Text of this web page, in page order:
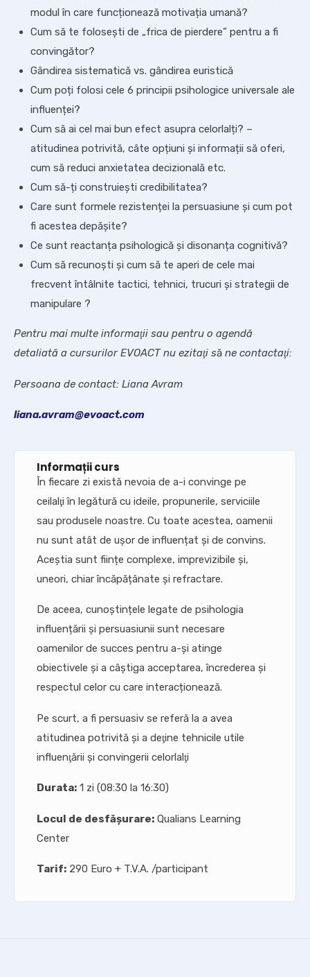
modul în care funcționează motivația umană?
Cum să te folosești de „frica de pierdere” pentru a fi
convingător?
Gândirea sistematică vs. gândirea euristică
Cum poți folosi cele 6 principii psihologice universale ale
influenței?
Cum să ai cel mai bun efect asupra celorlalți? –
atitudinea potrivită, câte opțiuni și informații să oferi,
cum să reduci anxietatea decizională etc.
Cum să-ți construiești credibilitatea?
Care sunt formele rezistenței la persuasiune și cum pot
fi acestea depășite?
Ce sunt reactanța psihologică și disonanța cognitivă?
Cum să recunoști și cum să te aperi de cele mai
frecvent întâlnite tactici, tehnici, trucuri și strategii de
manipulare ?
Pentru mai multe informaţii sau pentru o agendă
detaliată a cursurilor EVOACT nu ezitaţi să ne contactaţi:
Persoana de contact: Liana Avram
liana.avram@evoact.com
Informații curs
În fiecare zi există nevoia de a-i convinge pe
ceilalţi în legătură cu ideile, propunerile, serviciile
sau produsele noastre. Cu toate acestea, oamenii
nu sunt atât de ușor de influențat și de convins.
Aceștia sunt ființe complexe, imprevizibile și,
uneori, chiar încăpățânate și refractare.
De aceea, cunoștințele legate de psihologia
influențării și persuasiunii sunt necesare
oamenilor de succes pentru a-și atinge
obiectivele și a câștiga acceptarea, încrederea și
respectul celor cu care interacționează.
Pe scurt, a fi persuasiv se referă la a avea
atitudinea potrivită şi a deţine tehnicile utile
influenţării şi convingerii celorlalţi
Durata: 1 zi (08:30 la 16:30)
Locul de desfășurare: Qualians Learning
Center
Tarif: 290 Euro + T.V.A. /participant